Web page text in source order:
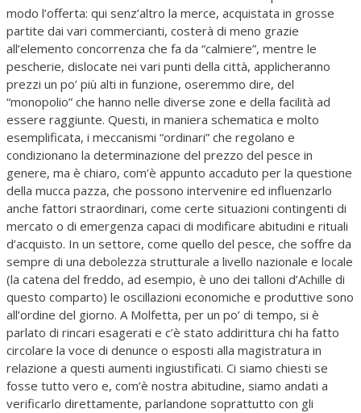
modo l’offerta: qui senz’altro la merce, acquistata in grosse
partite dai vari commercianti, costerà di meno grazie
all’elemento concorrenza che fa da “calmiere”, mentre le
pescherie, dislocate nei vari punti della città, applicheranno
prezzi un po’ più alti in funzione, oseremmo dire, del
“monopolio” che hanno nelle diverse zone e della facilità ad
essere raggiunte. Questi, in maniera schematica e molto
esemplificata, i meccanismi “ordinari” che regolano e
condizionano la determinazione del prezzo del pesce in
genere, ma è chiaro, com’è appunto accaduto per la questione
della mucca pazza, che possono intervenire ed influenzarlo
anche fattori straordinari, come certe situazioni contingenti di
mercato o di emergenza capaci di modificare abitudini e rituali
d’acquisto. In un settore, come quello del pesce, che soffre da
sempre di una debolezza strutturale a livello nazionale e locale
(la catena del freddo, ad esempio, è uno dei talloni d’Achille di
questo comparto) le oscillazioni economiche e produttive sono
all’ordine del giorno. A Molfetta, per un po’ di tempo, si è
parlato di rincari esagerati e c’è stato addirittura chi ha fatto
circolare la voce di denunce o esposti alla magistratura in
relazione a questi aumenti ingiustificati. Ci siamo chiesti se
fosse tutto vero e, com’è nostra abitudine, siamo andati a
verificarlo direttamente, parlandone soprattutto con gli